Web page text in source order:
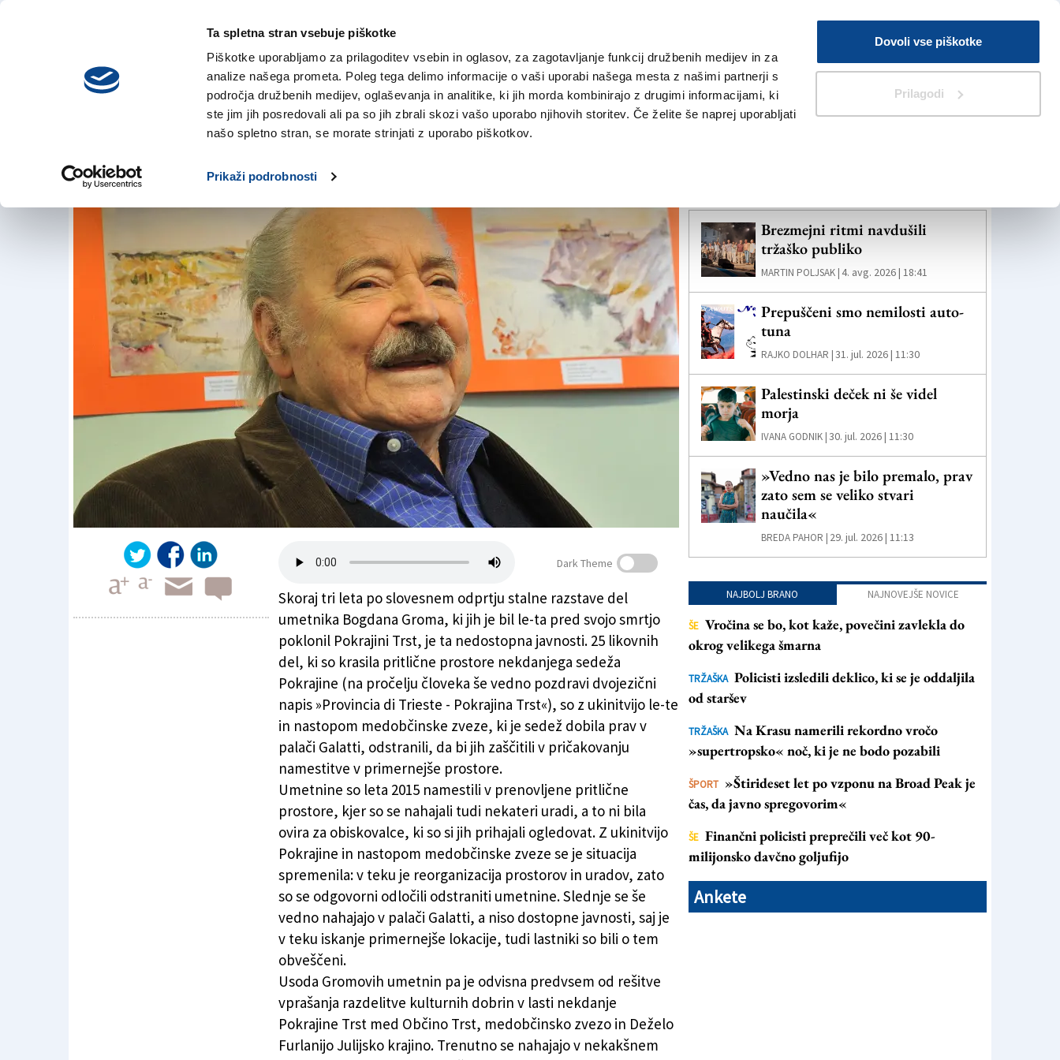
Ta spletna stran vsebuje piškotke
Piškotke uporabljamo za prilagoditev vsebin in oglasov, za zagotavljanje funkcij družbenih medijev in za
analize našega prometa. Poleg tega delimo informacije o vaši uporabi našega mesta z našimi partnerji s
področja družbenih medijev, oglaševanja in analitike, ki jih morda kombinirajo z drugimi informacijami, ki
ste jim jih posredovali ali pa so jih zbrali skozi vašo uporabo njihovih storitev. Če želite še naprej uporabljati
našo spletno stran, se morate strinjati z uporabo piškotkov.
Prikaži podrobnosti
Dovoli vse piškotke
Prilagodi
četrtek,
6. avgusta 2026
V Kioskih
Iskanje
NOVICE TRŽAŠKA GORIŠKA KULTURA ŠPORT ŠE
Usoda Gromovih umetnin
25. avg. 2018 | 16:23
Dark Theme
Skoraj tri leta po slovesnem odprtju stalne razstave del
umetnika Bogdana Groma, ki jih je bil le-ta pred svojo smrtjo
poklonil Pokrajini Trst, je ta nedostopna javnosti. 25 likovnih
del, ki so krasila pritlične prostore nekdanjega sedeža
Pokrajine (na pročelju človeka še vedno pozdravi dvojezični
napis »Provincia di Trieste - Pokrajina Trst«), so z ukinitvijo le-te
in nastopom medobčinske zveze, ki je sedež dobila prav v
palači Galatti, odstranili, da bi jih zaščitili v pričakovanju
namestitve v primernejše prostore.
Umetnine so leta 2015 namestili v prenovljene pritlične
prostore, kjer so se nahajali tudi nekateri uradi, a to ni bila
ovira za obiskovalce, ki so si jih prihajali ogledovat. Z ukinitvijo
Pokrajine in nastopom medobčinske zveze se je situacija
spremenila: v teku je reorganizacija prostorov in uradov, zato
so se odgovorni odločili odstraniti umetnine. Slednje se še
vedno nahajajo v palači Galatti, a niso dostopne javnosti, saj je
v teku iskanje primernejše lokacije, tudi lastniki so bili o tem
obveščeni.
Usoda Gromovih umetnin pa je odvisna predvsem od rešitve
vprašanja razdelitve kulturnih dobrin v lasti nekdanje
Pokrajine Trst med Občino Trst, medobčinsko zvezo in Deželo
Furlanijo Julijsko krajino. Trenutno se nahajajo v nekakšnem
Brezmejni ritmi navdušili
tržaško publiko
MARTIN POLJSAK |4. avg. 2026 | 18:41
Prepuščeni smo nemilosti auto-
tuna
RAJKO DOLHAR |31. jul. 2026 | 11:30
Palestinski deček ni še videl
morja
IVANA GODNIK |30. jul. 2026 | 11:30
»Vedno nas je bilo premalo, prav
zato sem se veliko stvari
naučila«
BREDA PAHOR | 29. jul. 2026 | 11:13
NAJBOLJ BRANO NAJNOVEJŠE NOVICE
ŠE Vročina se bo, kot kaže, povečini zavlekla do
okrog velikega šmarna
TRŽAŠKA Policisti izsledili deklico, ki se je oddaljila
od staršev
TRŽAŠKA Na Krasu namerili rekordno vročo
»supertropsko« noč, ki je ne bodo pozabili
ŠPORT »Štirideset let po vzponu na Broad Peak je
čas, da javno spregovorim«
ŠE Finančni policisti preprečili več kot 90-
milijonsko davčno goljufijo
Ankete